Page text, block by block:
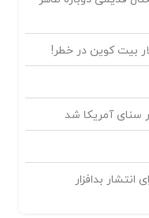
سنای آمریکا شد